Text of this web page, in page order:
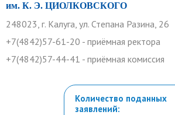
им. К. Э. ЦИОЛКОВСКОГО
248023, г. Калуга, ул. Степана Разина, 26
+7(4842)57-61-20 - приёмная ректора
+7(4842)57-44-41 - приёмная комиссия
Количество поданных
заявлений: